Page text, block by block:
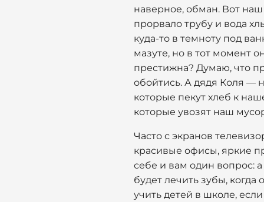
наверное, обман. Вот
прорвало трубу и вода
куда-то в темноту под
мазуте, но в тот момент
престижна? Думаю, что
обойтись. А дядя Коля —
которые пекут хлеб к
которые увозят наш
Часто с экранов
красивые офисы, яркие
себе и вам один вопрос: а
будет лечить зубы, когда
учить детей в школе,